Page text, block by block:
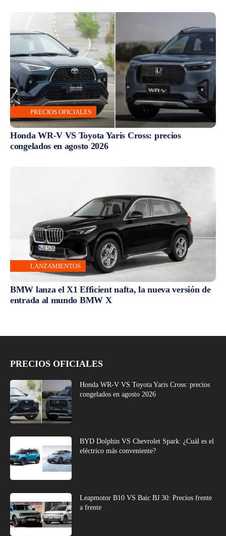
PRECIOS OFICIALES
Honda WR-V VS Toyota Yaris Cross: precios
congelados en agosto 2026
LANZAMIENTOS
BMW lanza el X1 Efficient nafta, la nueva versión de
entrada al mundo BMW X
PRECIOS OFICIALES
Honda WR-V VS Toyota Yaris Cross: precios
congelados en agosto 2026
BYD Dolphin VS Chevrolet Spark: ¿Cuál es el
eléctrico más conveniente?
Leapmotor B10 VS Baic BJ 30: Precios frente
a frente